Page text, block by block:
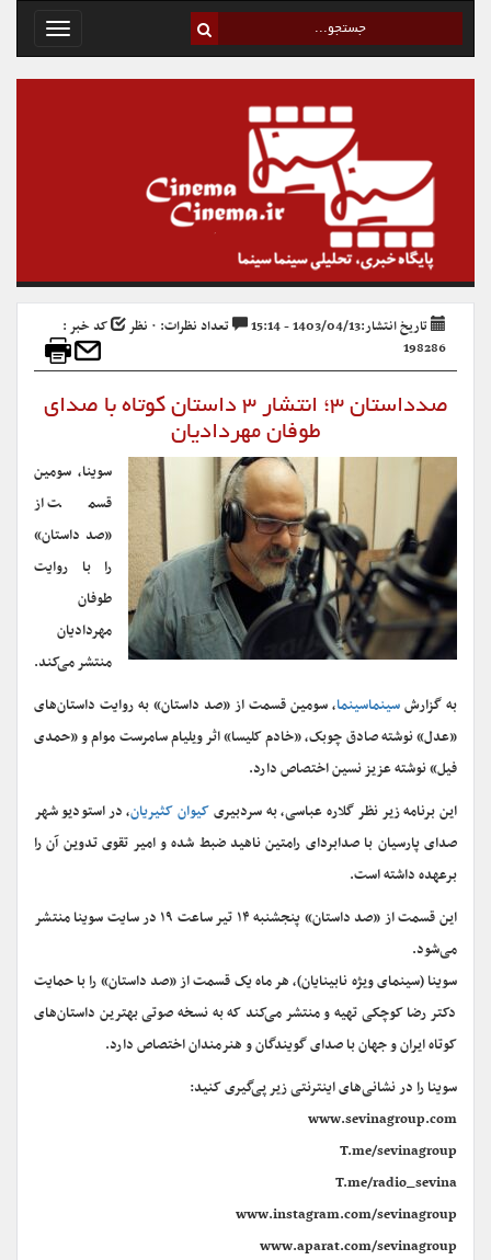
Toggle
تاریخ انتشار:1403/04/13 - 15:14 تعداد نظرات: ۰ نظر
کد خبر :
198286
صدداستان ۳؛ انتشار ۳ داستان کوتاه با صدای
طوفان مهردادیان
سوینا، سومین
قسمت از
«صد داستان»
را با روایت
طوفان
مهردادیان
منتشر می‌کند.
به گزارشسینماسینما، سومین قسمت از «صد داستان» به روایت داستان‌های
«عدل» نوشته صادق چوبک، «خادم کلیسا» اثر ویلیام سامرست موام و «حمدی
فیل» نوشته عزیز نسین اختصاص دارد.
این برنامه زیر نظر گلاره عباسی، به سردبیریکیوان کثیریان، در استودیو شهر
صدای پارسیان با صدابردای رامتین ناهید ضبط شده و امیر تقوی تدوین آن را
برعهده داشته است.
این قسمت از «صد داستان» پنجشنبه ۱۴ تیر ساعت ۱۹ در سایت سوینا منتشر
می‌شود.
سوینا (سینمای ویژه نابینایان)، هر ماه یک قسمت از «صد داستان» را با حمایت
دکتر رضا کوچکی تهیه و منتشر می‌کند که به نسخه صوتی بهترین داستان‌های
کوتاه ایران و جهان با صدای گویندگان و هنرمندان اختصاص دارد.
سوینا را در نشانی‌های اینترنتی زیر پی‌گیری کنید:
www.sevinagroup.com
T.me/sevinagroup
T.me/radio_sevina
www.instagram.com/sevinagroup
www.aparat.com/sevinagroup